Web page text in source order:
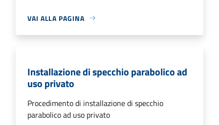
VAI ALLA PAGINA
Installazione di specchio parabolico ad
uso privato
Procedimento di installazione di specchio
parabolico ad uso privato